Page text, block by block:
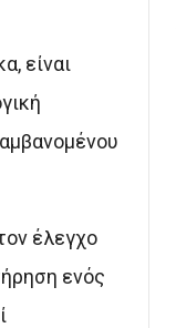
είναι
έλεγχο
ενός